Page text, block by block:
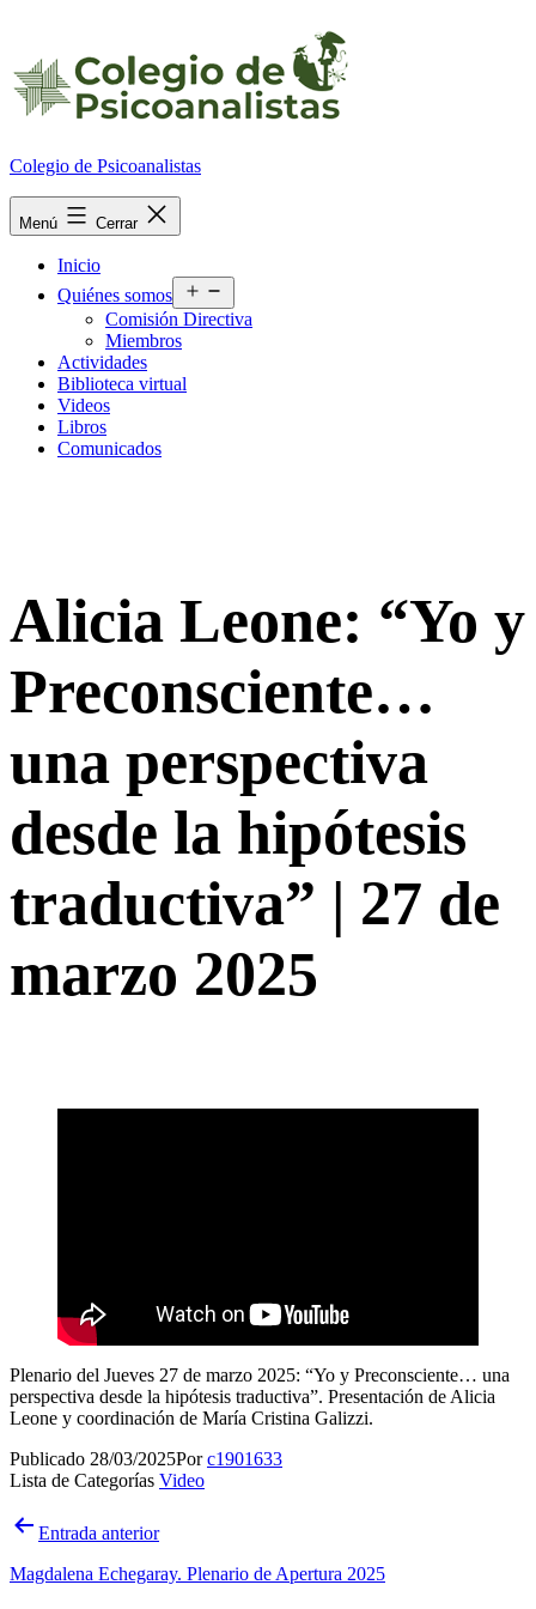
contenido
Colegio de Psicoanalistas
Menú Cerrar
Inicio
Quiénes somos
el
menú
Comisión Directiva
Miembros
Actividades
Biblioteca virtual
Videos
Libros
Comunicados
Alicia Leone: “Yo y
Preconsciente…
una perspectiva
desde la hipótesis
traductiva” | 27 de
marzo 2025
Plenario del Jueves 27 de marzo 2025: “Yo y Preconsciente… una
perspectiva desde la hipótesis traductiva”. Presentación de Alicia
Leone y coordinación de María Cristina Galizzi.
Publicado 28/03/2025Porc1901633
Lista de Categorías Video
Navegación
entradas
Entrada anterior
Magdalena Echegaray. Plenario de Apertura 2025